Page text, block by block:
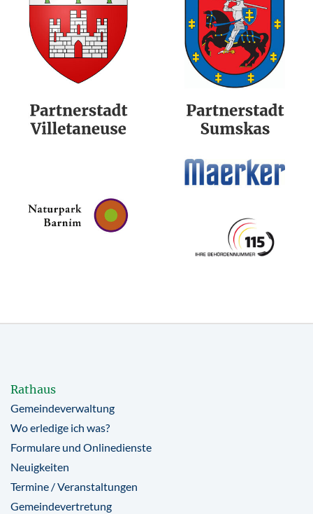
Rathaus
Gemeindeverwaltung
Wo erledige ich was?
Formulare und Onlinedienste
Neuigkeiten
Termine / Veranstaltungen
Gemeindevertretung